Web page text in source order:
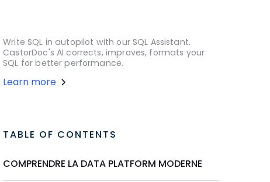
Write SQL in autopilot with our SQL Assistant.
CastorDoc's AI corrects, improves, formats your
SQL for better performance.
Learn more
TABLE OF CONTENTS
COMPRENDRE LA DATA PLATFORM MODERNE